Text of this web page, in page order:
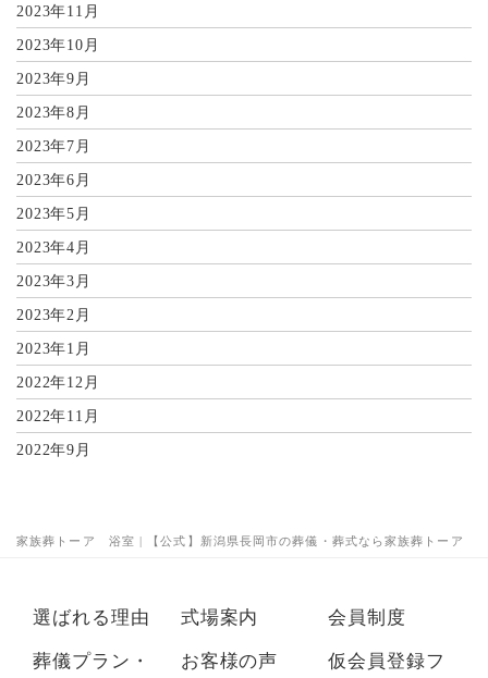
家族葬トーア 浴室 | 【公式】新潟県長岡市の葬儀・葬式なら家族葬トーア
2023年11月
2023年10月
2023年9月
2023年8月
2023年7月
2023年6月
2023年5月
2023年4月
2023年3月
2023年2月
2023年1月
2022年12月
2022年11月
2022年9月
選ばれる理由
葬儀プラン・
式場案内
お客様の声
会員制度
仮会員登録フ